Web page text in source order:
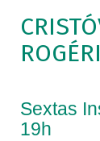
Sextas
19h